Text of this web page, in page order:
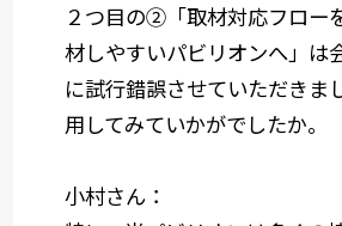
２つ目の②「取材対応フロー
材しやすいパビリオンへ」 は
に試行錯誤させていただきま
用してみていかがでしたか。
小村さん：